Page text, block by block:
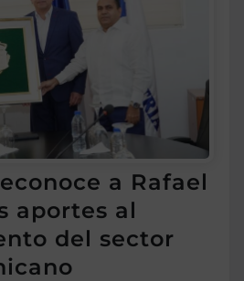
a Rafael
aportes al
del sector